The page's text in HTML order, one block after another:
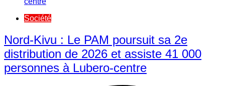
Société
Nord-Kivu : Le PAM poursuit sa 2e
distribution de 2026 et assiste 41 000
personnes à Lubero-centre